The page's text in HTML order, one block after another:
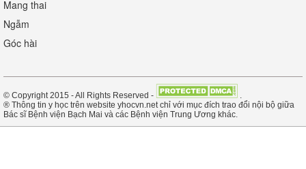
Mang thai
Ngẫm
Góc hài
© Copyright 2015 - All Rights Reserved -
.
® Thông tin y học trên website yhocvn.net chỉ với mục đích trao đổi nội bộ giữa
Bác sĩ Bệnh viện Bạch Mai và các Bệnh viện Trung Ương khác.